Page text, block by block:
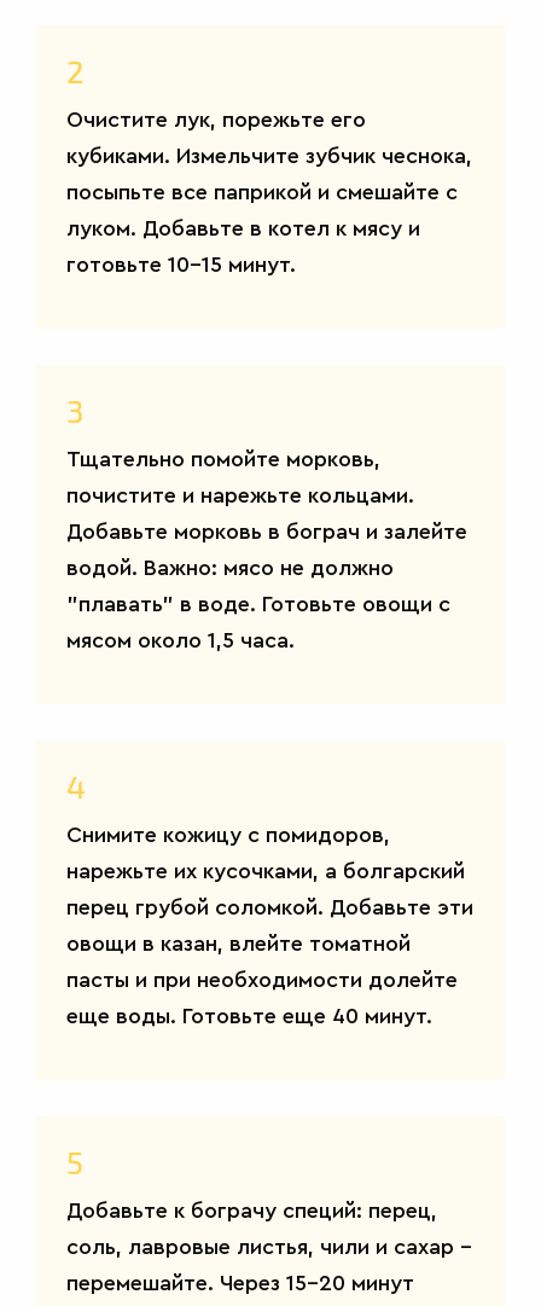
2
Очистите лук, порежьте его
кубиками. Измельчите зубчик чеснока,
посыпьте все паприкой и смешайте с
луком. Добавьте в котел к мясу и
готовьте 10-15 минут.
3
Тщательно помойте морковь,
почистите и нарежьте кольцами.
Добавьте морковь в бограч и залейте
водой. Важно: мясо не должно
"плавать" в воде. Готовьте овощи с
мясом около 1,5 часа.
4
Снимите кожицу с помидоров,
нарежьте их кусочками, а болгарский
перец грубой соломкой. Добавьте эти
овощи в казан, влейте томатной
пасты и при необходимости долейте
еще воды. Готовьте еще 40 минут.
5
Добавьте к бограчу специй: перец,
соль, лавровые листья, чили и сахар –
перемешайте. Через 15-20 минут